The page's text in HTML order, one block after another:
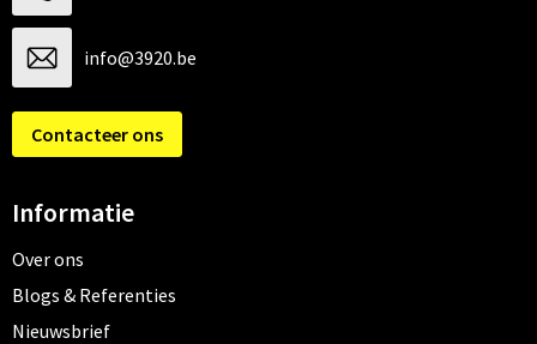
info@3920.be
Contacteer ons
Informatie
Over ons
Blogs & Referenties
Nieuwsbrief